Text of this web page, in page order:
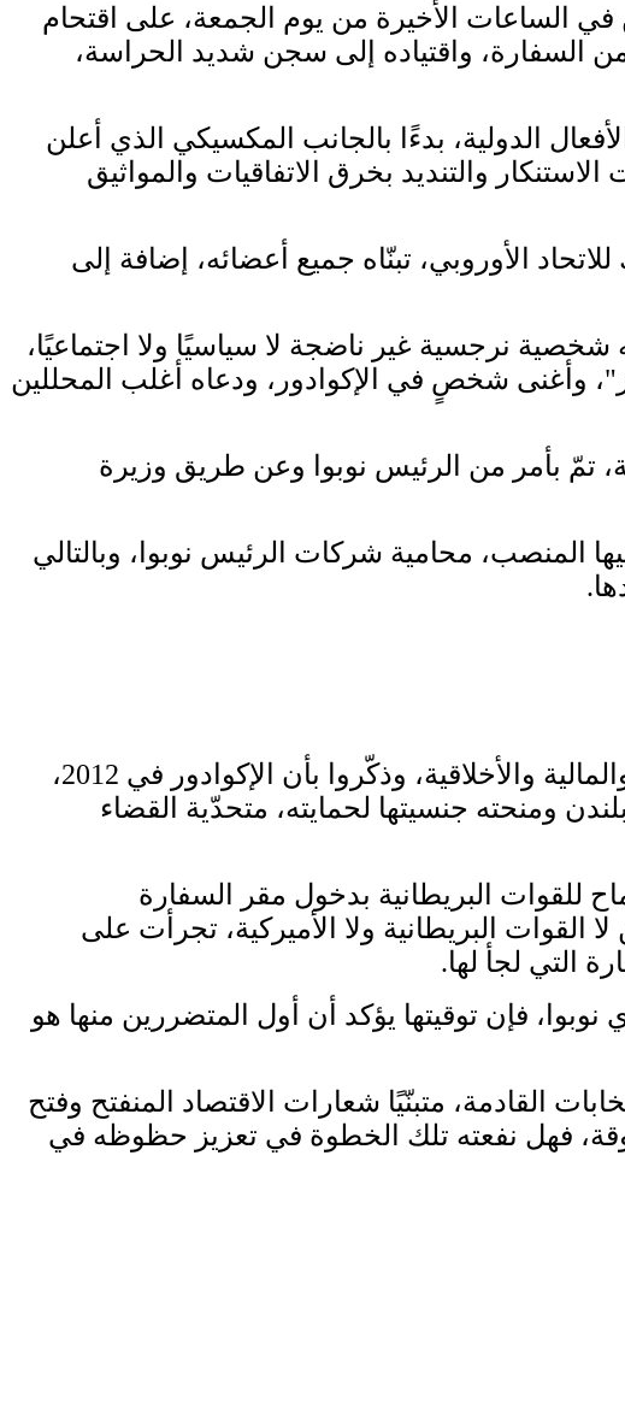
الساعات الأخيرة من يوم الجمعة، على اقتحام
من السفارة، واقتياده إلى سجن شديد الحراسة،
الدولية، بدءًا بالجانب المكسيكي الذي أعلن
والتنديد بخرق الاتفاقيات والمواثيق
الأوروبي، تبنّاه جميع أعضائه، إضافة إلى
نرجسية غير ناضجة لا سياسيًا ولا اجتماعيًا،
وأغنى شخصٍ في الإكوادور، ودعاه أغلب المحللين
تمّ بأمر من الرئيس نوبوا وعن طريق وزيرة
المنصب، محامية شركات الرئيس نوبوا، وبالتالي
بعض الناقدين رأوا في قرار الاقتحام، جرأة مخلوطة بالجهل بالتبعات القانونية الدولية والمالية والأخلاقية، وذكّروا بأن الإكوادور في 2012،
ومنحته جنسيتها لحمايته، متحدّية القضاء
بسحب الرئيس السابق مورينو للجنسية منه في 2019، والسماح للقوات البريطانية بدخول مقر السفارة
القوات البريطانية ولا الأميركية، تجرأت على
التي لجأ لها.
فإن توقيتها يؤكد أن أول المتضررين منها هو
متبنّيًا شعارات الاقتصاد المنفتح وفتح
فهل نفعته تلك الخطوة في تعزيز حظوظه في